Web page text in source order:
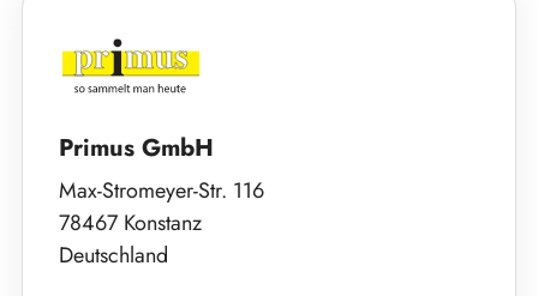
Primus GmbH
Max-Stromeyer-Str. 116
78467 Konstanz
Deutschland